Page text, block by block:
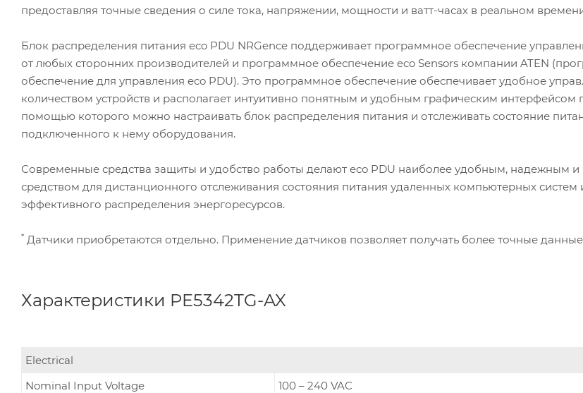
предоставляя точные сведения о силе тока, напряжении, мощности и ватт-часах в реальном
Блок распределения питания eco PDU NRGence поддерживает программное обеспечение
от любых сторонних производителей и программное обеспечение eco Sensors компании ATEN
обеспечение для управления eco PDU). Это программное обеспечение обеспечивает удобное
количеством устройств и располагает интуитивно понятным и удобным графическим интерфейсом
помощью которого можно настраивать блок распределения питания и отслеживать состояние
подключенного к нему оборудования.
Современные средства защиты и удобство работы делают eco PDU наиболее удобным, надежным
средством для дистанционного отслеживания состояния питания удаленных компьютерных систем
эффективного распределения энергоресурсов.
* Датчики приобретаются отдельно. Применение датчиков позволяет получать более точные
Характеристики PE5342TG-AX
Electrical
Nominal Input Voltage
100 – 240 VAC